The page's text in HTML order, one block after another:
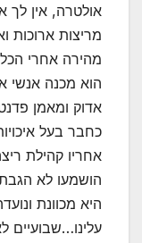
אולטרה, אין לך
מריצות ארוכות
מהירה אחרי
הוא מכנה אנשי
אדוק ומאמן
כחבר בעל
אחריו קהילת
הושמעו לא
היא מכוונת
עלינו…שבועיים